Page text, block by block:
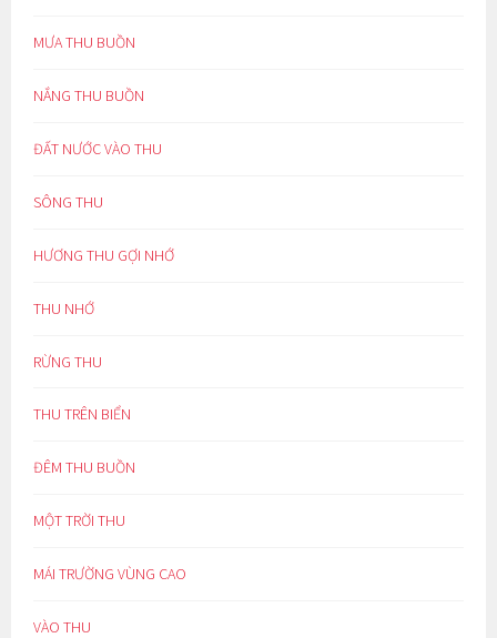
MƯA THU BUỒN
NẮNG THU BUỒN
ĐẤT NƯỚC VÀO THU
SÔNG THU
HƯƠNG THU GỢI NHỚ
THU NHỚ
RỪNG THU
THU TRÊN BIỂN
ĐÊM THU BUỒN
MỘT TRỜI THU
MÁI TRƯỜNG VÙNG CAO
VÀO THU